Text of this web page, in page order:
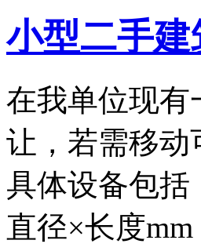
小型二手
在我单位现有
让，若需移动
具体设备包括
直径×长度